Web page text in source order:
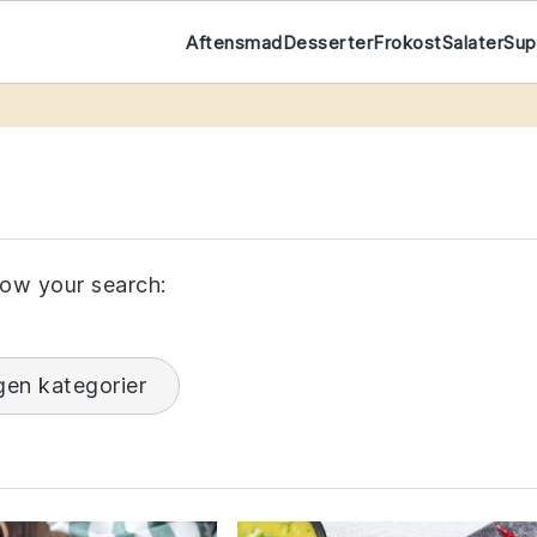
AftensmadDesserterFrokostSalater
your search:
kategorier